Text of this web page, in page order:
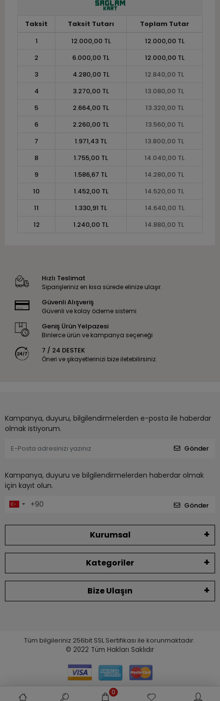
Taksit Taksit Tutarı
Toplam Tutar
1
12.000,00 TL
12.000,00 TL
2
6.000,00 TL
12.000,00 TL
3
4.280,00 TL
12.840,00 TL
4
3.270,00 TL
13.080,00 TL
5
2.664,00 TL
13.320,00 TL
6
2.260,00 TL
13.560,00 TL
7
1.971,43 TL
13.800,00 TL
8
1.755,00 TL
14.040,00 TL
9
1.586,67 TL
14.280,00 TL
10
1.452,00 TL
14.520,00 TL
11
1.330,91 TL
14.640,00 TL
12
1.240,00 TL 14.880,00 TL
Hızlı Teslimat
Siparişleriniz en kısa sürede elinize ulaşır.
Güvenli Alışveriş
Güvenli ve kolay ödeme sistemi
Geniş Ürün Yelpazesi
Binlerce ürün ve kampanya seçeneği
7 / 24 DESTEK
Öneri ve şikayetlerinizi bize iletebilirsiniz.
Kampanya, duyuru, bilgilendirmelerden e-posta ile haberdar
olmak istiyorum.
Gönder
Kampanya, duyuru ve bilgilendirmelerden haberdar olmak
için kayıt olun.
Gönder
Kurumsal
Kategoriler
Bize Ulaşın
Tüm bilgileriniz 256bit SSL Sertifikası ile korunmaktadır.
© 2022 Tüm Hakları Saklıdır
0